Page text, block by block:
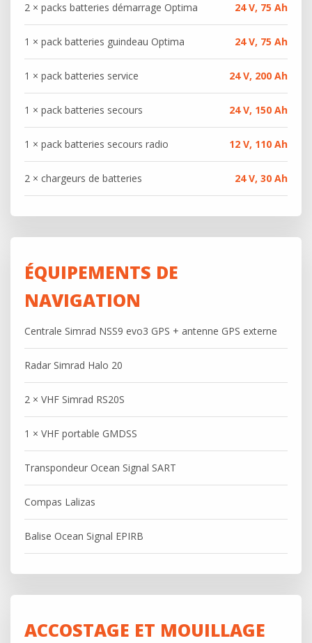
2 × packs batteries démarrage Optima 24 V, 75 Ah
1 × pack batteries guindeau Optima 24 V, 75 Ah
1 × pack batteries service 24 V, 200 Ah
1 × pack batteries secours 24 V, 150 Ah
1 × pack batteries secours radio 12 V, 110 Ah
2 × chargeurs de batteries 24 V, 30 Ah
ÉQUIPEMENTS DE
NAVIGATION
Centrale Simrad NSS9 evo3 GPS + antenne GPS externe
Radar Simrad Halo 20
2 × VHF Simrad RS20S
1 × VHF portable GMDSS
Transpondeur Ocean Signal SART
Compas Lalizas
Balise Ocean Signal EPIRB
ACCOSTAGE ET MOUILLAGE